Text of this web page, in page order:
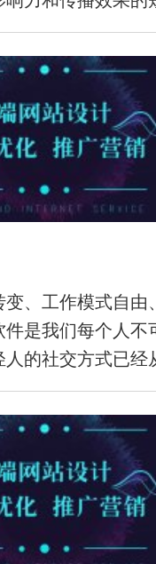
利于百度收录和
内容质量息息相
建议企业拥有高
可搜性，同时要
化 在文章标题、
的搜索引擎可读
，不能过度堆砌
容 优质的原创内
、工作模式自由
是我们每个人不
的社交方式已经
引年轻人并满足